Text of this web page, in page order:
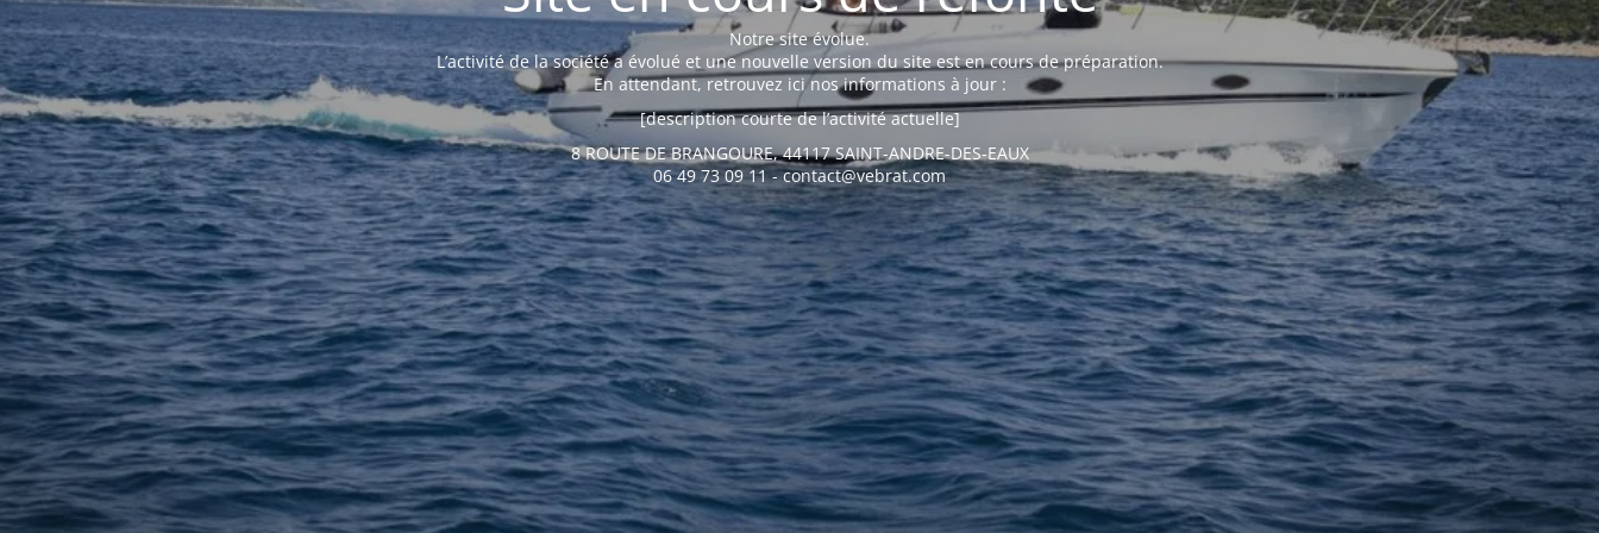
Notre site évolue.
L’activité de la société a évolué et une nouvelle version du site est en cours de préparation.
En attendant, retrouvez ici nos informations à jour :
[description courte de l’activité actuelle]
8 ROUTE DE BRANGOURE, 44117 SAINT-ANDRE-DES-EAUX
06 49 73 09 11 - contact@vebrat.com